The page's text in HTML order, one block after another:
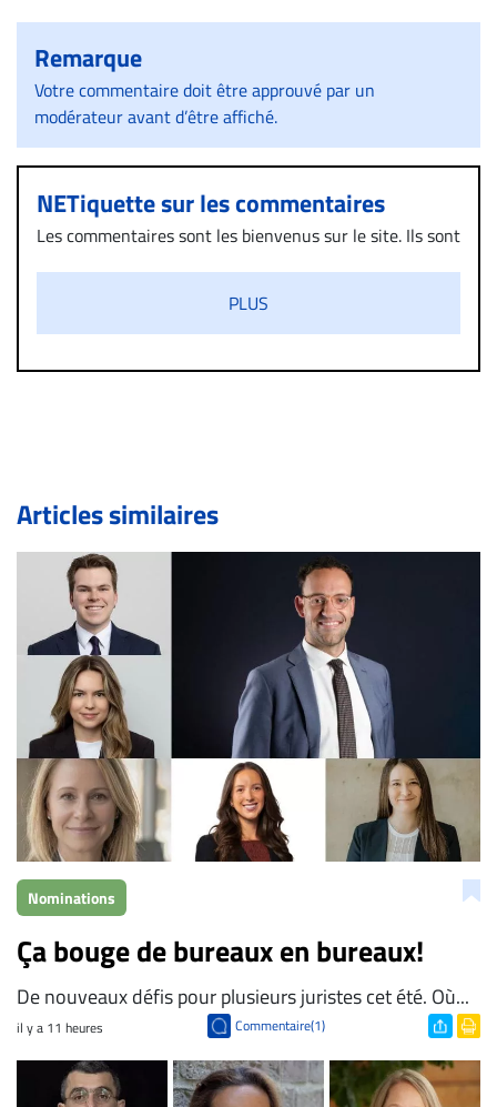
Remarque
Votre commentaire doit être approuvé par un
modérateur avant d’être affiché.
NETiquette sur les commentaires
Les commentaires sont les bienvenus sur le site. Ils sont
diffamatoire. Si malgré cette politique de modération,
un commentaire publié sur le site vous dérange, prenez
immédiatement contact par courriel (info@droit-
de validation, un droit de réponse.
Bien à vous,
La Rédaction de Droit-inc.com
PLUS
Articles similaires
Nominations
Ça bouge de bureaux en bureaux!
De nouveaux défis pour plusieurs juristes cet été. Où...
il y a 11 heures Commentaire(1)